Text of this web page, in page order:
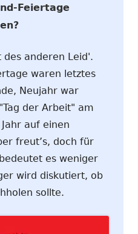
Feiertage
des anderen Leid'.
waren letztes
Neujahr war
der Arbeit" am
auf einen
freut’s, doch für
es weniger
wird diskutiert, ob
sollte.